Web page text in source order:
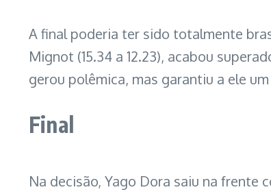
A final poderia ter sido totalmente
Mignot (15.34 a 12.23), acabou
gerou polêmica, mas garantiu a ele
Final
Na decisão, Yago Dora saiu na frente